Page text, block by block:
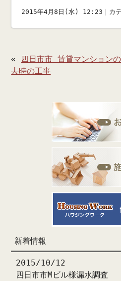
2015年4月8日(水) 12:23｜カ
«
四日市市 賃貸マンション
去時の工事
新着情報
2015/10/12
四日市市Mビル様漏水調査